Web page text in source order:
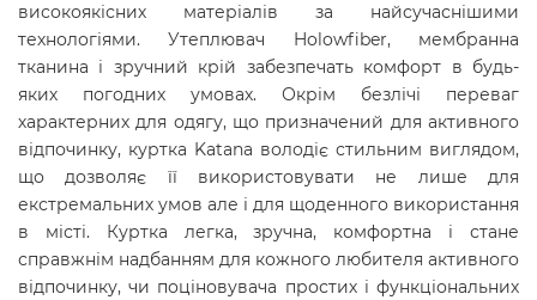
високоякісних матеріалів за найсучаснішими
технологіями.Утеплювач Holowfiber, мембранна
тканина і зручний крій забезпечать комфорт в будь-
яких погодних умовах. Окрім безлічі переваг
характерних для одягу, що призначений для активного
відпочинку, куртка Katana володіє стильним виглядом,
що дозволяє її використовувати не лише для
екстремальних умов але і для щоденного використання
в місті. Куртка легка, зручна, комфортна і стане
справжнім надбанням для кожного любителя активного
відпочинку, чи поціновувача простих і функціональних